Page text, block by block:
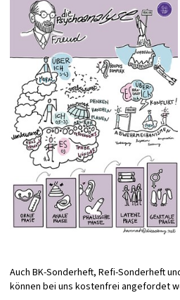
Auch BK-Sonderheft, Refi-Sonderheft
können bei uns kostenfrei angefordet